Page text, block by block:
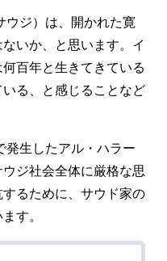
ジ）は、開かれた寛
いか、と思います。イ
百年と生きてきている
る、と感じることなど
生したアル・ハラー
ジ社会全体に厳格な思
るために、サウド家の
す。